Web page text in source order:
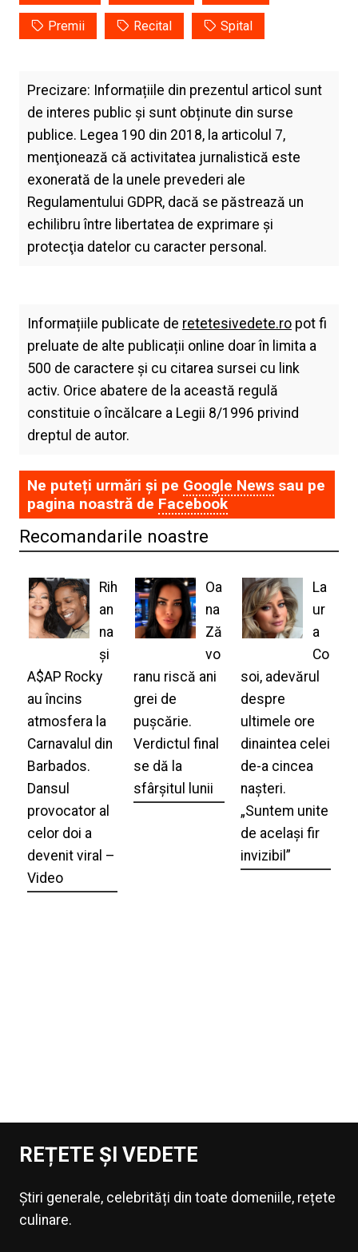
Premii Recital Spital
Precizare: Informațiile din prezentul articol sunt
de interes public și sunt obținute din surse
publice. Legea 190 din 2018, la articolul 7,
menţionează că activitatea jurnalistică este
exonerată de la unele prevederi ale
Regulamentului GDPR, dacă se păstrează un
echilibru între libertatea de exprimare şi
protecţia datelor cu caracter personal.
Informațiile publicate de retetesivedete.ropot fi
preluate de alte publicații online doar în limita a
500 de caractere și cu citarea sursei cu link
activ. Orice abatere de la această regulă
constituie o încălcare a Legii 8/1996 privind
dreptul de autor.
Ne puteți urmări și pe Google Newssau pe
pagina noastră de Facebook
Recomandarile noastre
Rih
an
na
și
A$AP Rocky
au încins
atmosfera la
Carnavalul din
Barbados.
Dansul
provocator al
celor doi a
devenit viral –
Video
Oa
na
Ză
vo
ranu riscă ani
grei de
pușcărie.
Verdictul final
se dă la
sfârșitul lunii
La
ur
a
Co
soi, adevărul
despre
ultimele ore
dinaintea celei
de-a cincea
nașteri.
„Suntem unite
de același fir
invizibil”
REȚETE ȘI VEDETE
Știri generale, celebrități din toate domeniile, rețete
culinare.